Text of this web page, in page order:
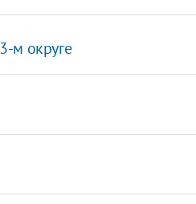
м округе